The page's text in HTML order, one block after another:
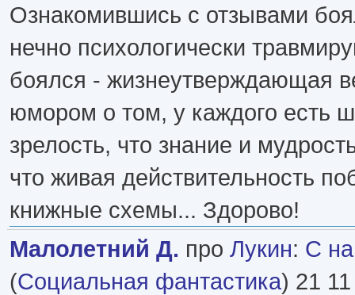
Ознакомившись с отзывами
нечно психологически
боялся - жизнеутверждающая
юмором о том, у каждого есть
зрелость, что знание и
что живая действительность
книжные схемы... Здорово!
Малолетний Д. про Лукин: С
(Социальная фантастика) 21 11